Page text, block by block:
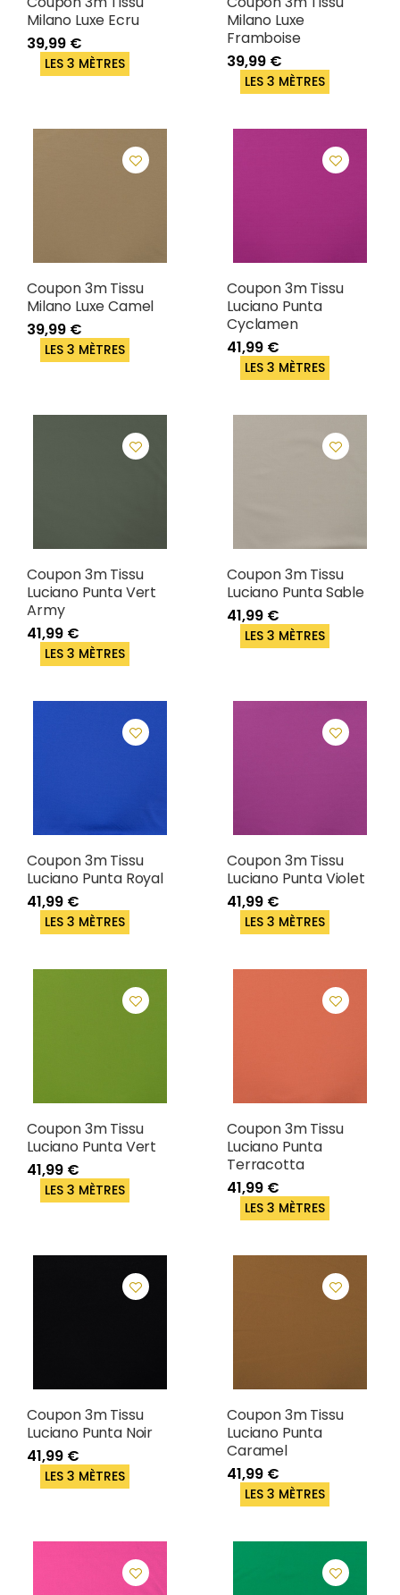
Milano Luxe Ecru
39,99 €
LES 3 MÈTRES
Milano Luxe
Framboise
39,99 €
LES 3 MÈTRES
Coupon 3m Tissu
Milano Luxe Camel
39,99 €
LES 3 MÈTRES
Coupon 3m Tissu
Luciano Punta
Cyclamen
41,99 €
LES 3 MÈTRES
Coupon 3m Tissu
Luciano Punta Vert
Army
41,99 €
LES 3 MÈTRES
Coupon 3m Tissu
Luciano Punta Sable
41,99 €
LES 3 MÈTRES
Coupon 3m Tissu
Luciano Punta Royal
41,99 €
LES 3 MÈTRES
Coupon 3m Tissu
Luciano Punta Violet
41,99 €
LES 3 MÈTRES
Coupon 3m Tissu
Luciano Punta Vert
41,99 €
LES 3 MÈTRES
Coupon 3m Tissu
Luciano Punta
Terracotta
41,99 €
LES 3 MÈTRES
Coupon 3m Tissu
Luciano Punta Noir
41,99 €
LES 3 MÈTRES
Coupon 3m Tissu
Luciano Punta
Caramel
41,99 €
LES 3 MÈTRES